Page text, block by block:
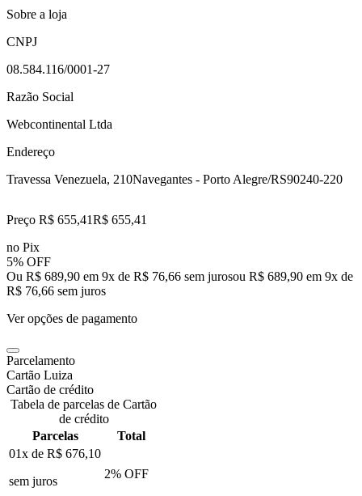
Sobre a loja
CNPJ
08.584.116/0001-27
Razão Social
Webcontinental Ltda
Endereço
Travessa Venezuela, 210Navegantes - Porto Alegre/RS90240-220
Preço R$ 655,41R$ 655,41
no Pix
5% OFF
Ou R$ 689,90 em 9x de R$ 76,66 sem jurosou R$ 689,90 em 9x de
R$ 76,66 sem juros
Ver opções de pagamento
Parcelamento
Cartão Luiza
Cartão de crédito
Tabela de parcelas de Cartão
de crédito
Parcelas
Total
01x de R$ 676,10
sem juros
2% OFF